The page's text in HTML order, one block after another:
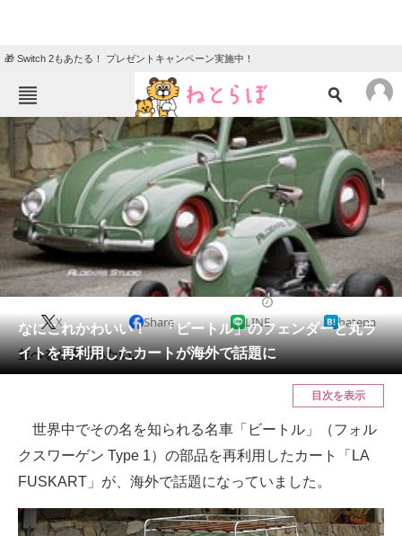
🎁 Switch 2もあたる！ プレゼントキャンペーン実施中！
ねとらぼメニュー
TOP ニュース
エンタメ クイズ
グルメ 地域
住まい 教育・育児
動物 リサーチ
会員記事
メディア
ITの今と未来を見通す
スマホと通信の最新トレンド
進化するPCとデバイスの未来
なにこれかわいい！ 「ビートル」のフェンダーと丸ラ
イトを再利用したカートが海外で話題に
X Share LINE hatena
並べると親子みたい。
目次を表示
世界中でその名を知られる名車「ビートル」（フォル
クスワーゲン Type 1）の部品を再利用したカート「LA
FUSKART」が、海外で話題になっていました。